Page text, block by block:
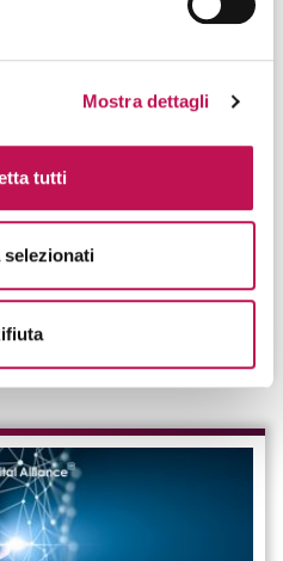
Mostra dettagli
tutti
selezionati
e device e supporta la
sono le sue skill?